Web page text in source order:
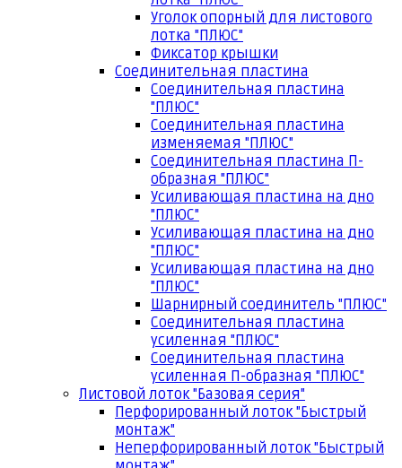
Уголок опорный для листового
лотка "ПЛЮС"
Фиксатор крышки
Соединительная пластина
Соединительная пластина
"ПЛЮС"
Соединительная пластина
изменяемая "ПЛЮС"
Соединительная пластина П-
образная "ПЛЮС"
Усиливающая пластина на дно
"ПЛЮС"
Усиливающая пластина на дно
"ПЛЮС"
Усиливающая пластина на дно
"ПЛЮС"
Шарнирный соединитель "ПЛЮС"
Соединительная пластина
усиленная "ПЛЮС"
Соединительная пластина
усиленная П-образная "ПЛЮС"
Листовой лоток "Базовая серия"
Перфорированный лоток "Быстрый
монтаж"
Неперфорированный лоток "Быстрый